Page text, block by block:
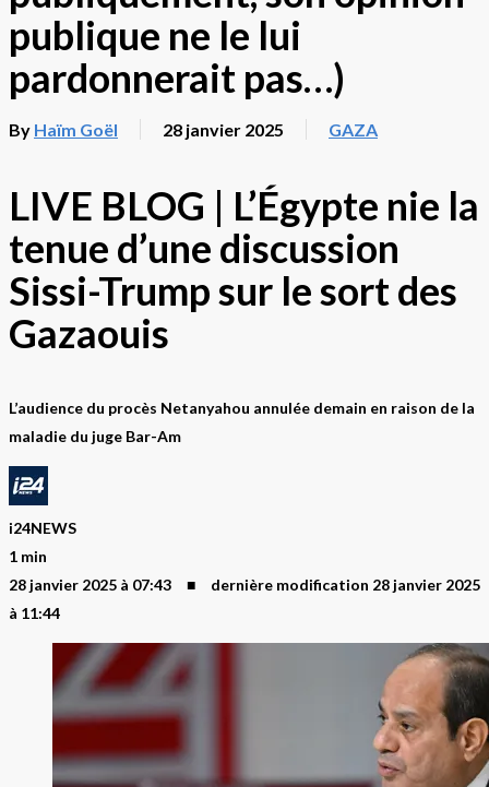
publique ne le lui
pardonnerait pas…)
By Haïm Goël 28 janvier 2025 GAZA
LIVE BLOG | L’Égypte nie la
tenue d’une discussion
Sissi-Trump sur le sort des
Gazaouis
L’audience du procès Netanyahou annulée demain en raison de la
maladie du juge Bar-Am
i24NEWS
1 min
28 janvier 2025 à 07:43 ■ dernière modification 28 janvier 2025
à 11:44